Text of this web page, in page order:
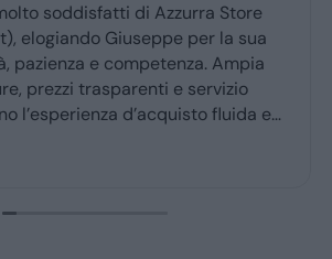
di Azzurra Store
Giuseppe per la sua
e competenza. Ampia
trasparenti e servizio
d’acquisto fluida e
parte degli utenti.